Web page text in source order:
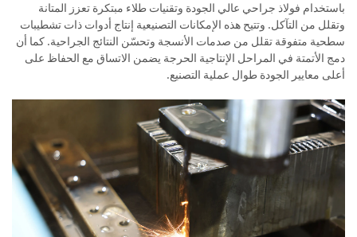
باستخدام فولاذ جراحي عالي الجودة وتقنيات طلاء مبتكرة تعزز المتانة
وتقلل من التآكل. وتتيح هذه الإمكانات التصنيعية إنتاج أدوات ذات تشطيبات
سطحية متفوقة تقلل من صدمات الأنسجة وتحسّن النتائج الجراحية. كما أن
دمج الأتمتة في المراحل الإنتاجية الحرجة يضمن الاتساق مع الحفاظ على
أعلى معايير الجودة طوال عملية التصنيع.